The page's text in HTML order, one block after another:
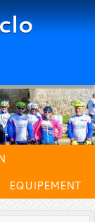
EQUIPEMENT